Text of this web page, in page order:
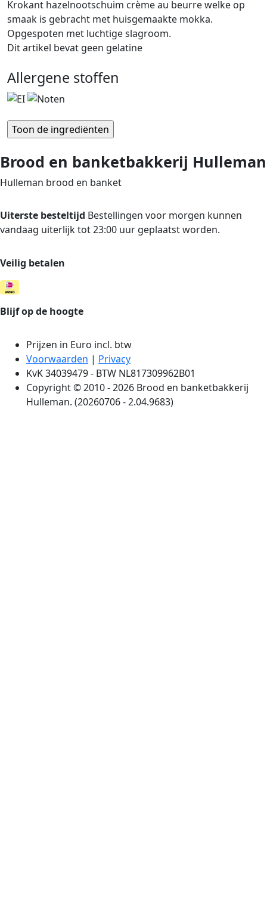
Krokant hazelnootschuim crème au beurre welke op
smaak is gebracht met huisgemaakte mokka.
Opgespoten met luchtige slagroom.
Dit artikel bevat geen gelatine
Allergene stoffen
Brood en banketbakkerij Hulleman
Hulleman brood en banket
Uiterste besteltijd Bestellingen voor morgen kunnen
vandaag uiterlijk tot 23:00 uur geplaatst worden.
Veilig betalen
Blijf op de hoogte
Prijzen in Euro incl. btw
Voorwaarden | Privacy
KvK 34039479 - BTW NL817309962B01
Copyright © 2010 - 2026 Brood en banketbakkerij
Hulleman. (20260706 - 2.04.9683)